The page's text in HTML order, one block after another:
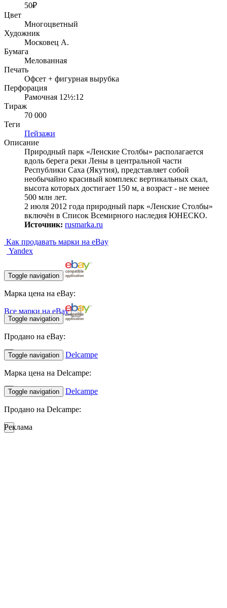
50₽
Цвет
Многоцветный
Художник
Московец А.
Бумага
Мелованная
Печать
Офсет + фигурная вырубка
Перфорация
Рамочная 12½:12
Тираж
70 000
Теги
Пейзажи
Описание
Природный парк «Ленские Столбы» располагается
вдоль берега реки Лены в центральной части
Республики Саха (Якутия), представляет собой
необычайно красивый комплекс вертикальных скал,
высота которых достигает 150 м, а возраст - не менее
500 млн лет.
2 июля 2012 года природный парк «Ленские Столбы»
включён в Список Всемирного наследия ЮНЕСКО.
Источник: rusmarka.ru
Как продавать марки на eBay
Yandex
Toggle navigation
Марка цена на eBay:
Все марки на eBay
Toggle navigation
Продано на eBay:
Toggle navigation Delcampe
Марка цена на Delcampe:
Toggle navigation Delcampe
Продано на Delcampe:
Реклама